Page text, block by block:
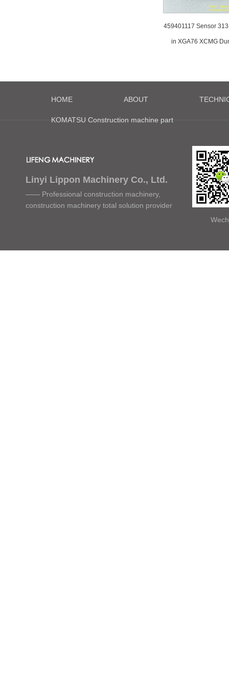
459401117 Sensor
in XGA76 XCMG
HOME ABOUT
KOMATSU Construction machine part
Linyi Lippon Machinery Co., Ltd.
—— Professional construction machinery,
construction machinery total solution provider